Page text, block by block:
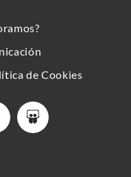
de Cookies